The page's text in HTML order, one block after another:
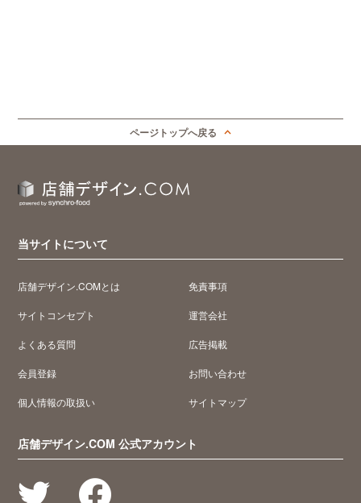
ページトップへ戻る
当サイトについて
店舗デザイン.COMとは
サイトコンセプト
よくある質問
会員登録
個人情報の取扱い
免責事項
運営会社
広告掲載
お問い合わせ
サイトマップ
店舗デザイン.COM 公式アカウント